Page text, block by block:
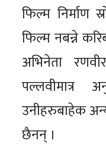
फिल्म निर्माण
फिल्म नबन्ने
अभिनेता
उनीहरुबाहेक
छैनन् ।